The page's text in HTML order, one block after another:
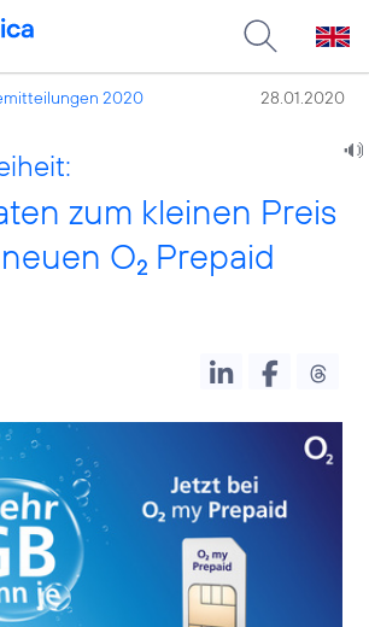
2020 28.01.2020
zum kleinen Preis
O2 Prepaid